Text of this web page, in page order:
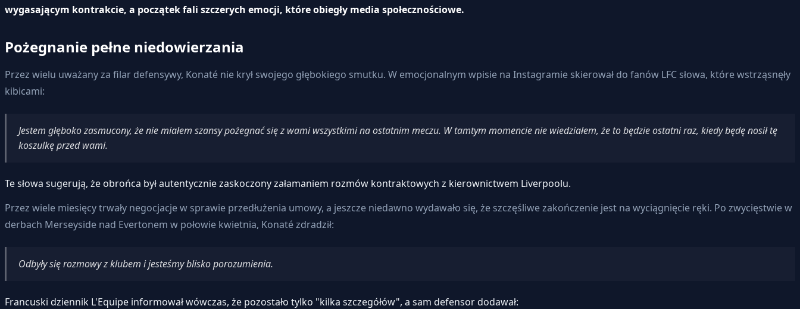
wygasającym kontrakcie, a początek fali szczerych emocji, które obiegły media społecznościowe.
Pożegnanie pełne niedowierzania
Przez wielu uważany za filar defensywy, Konaté nie krył swojego głębokiego smutku. W emocjonalnym wpisie na Instagramie skierował do fanów LFC słowa, które wstrząsnęły
kibicami:
Jestem głęboko zasmucony, że nie miałem szansy pożegnać się z wami wszystkimi na ostatnim meczu. W tamtym momencie nie wiedziałem, że to będzie ostatni raz, kiedy będę nosił tę
koszulkę przed wami.
Te słowa sugerują, że obrońca był autentycznie zaskoczony załamaniem rozmów kontraktowych z kierownictwem Liverpoolu.
Przez wiele miesięcy trwały negocjacje w sprawie przedłużenia umowy, a jeszcze niedawno wydawało się, że szczęśliwe zakończenie jest na wyciągnięcie ręki. Po zwycięstwie w
derbach Merseyside nad Evertonem w połowie kwietnia, Konaté zdradził:
Odbyły się rozmowy z klubem i jesteśmy blisko porozumienia.
Francuski dziennik L'Equipe informował wówczas, że pozostało tylko "kilka szczegółów", a sam defensor dodawał: